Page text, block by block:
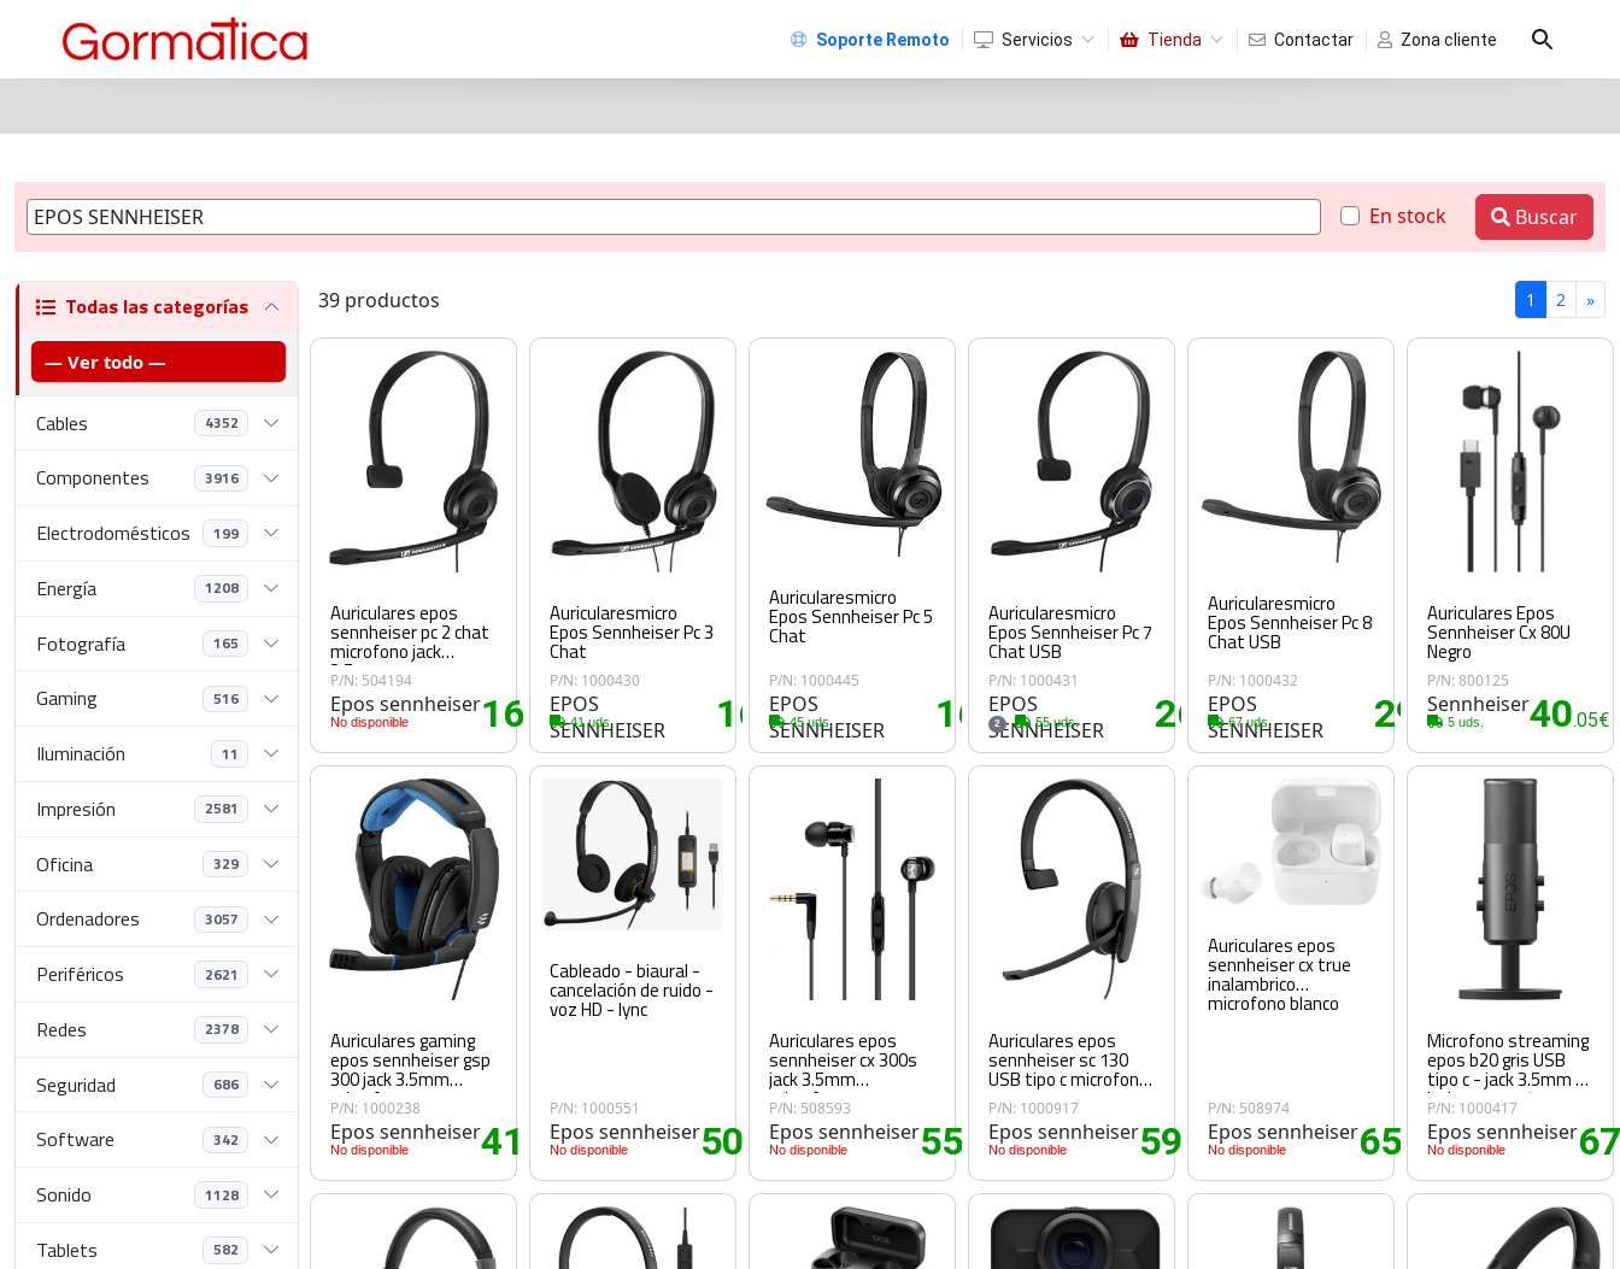
Soporte Remoto Servicios Tienda Contactar Zona cliente
En stock Buscar
Todas las categorías
— Ver todo —
Cables 4352
Componentes 3916
Electrodomésticos 199
Energía 1208
Fotografía 165
Gaming 516
Iluminación 11
Impresión 2581
Oficina 329
Ordenadores 3057
Periféricos 2621
Redes 2378
Seguridad 686
Software 342
Sonido 1128
Tablets 582
39 productos 1 2 »
Auriculares epos
sennheiser pc 2 chat
microfono jack
3.5mm negro
P/N: 504194
Epos sennheiser
No disponible 16 .60€
Auricularesmicro
Epos Sennheiser Pc 3
Chat
P/N: 1000430
EPOS
SENNHEISER
41 uds. 16 .75€
Auricularesmicro
Epos Sennheiser Pc 5
Chat
P/N: 1000445
EPOS
SENNHEISER
45 uds. 16 .75€
Auricularesmicro
Epos Sennheiser Pc 7
Chat USB
P/N: 1000431
EPOS
SENNHEISER
2 55 uds. 26 .50€
Auricularesmicro
Epos Sennheiser Pc 8
Chat USB
P/N: 1000432
EPOS
SENNHEISER
67 uds. 29 .35€
Auriculares Epos
Sennheiser Cx 80U
Negro
P/N: 800125
Sennheiser
5 uds. 40.05€
Auriculares gaming
epos sennheiser gsp
300 jack 3.5mm
microfono negro y
azul
P/N: 1000238
Epos sennheiser
No disponible 41 .75€
Cableado - biaural -
cancelación de ruido -
voz HD - lync
P/N: 1000551
Epos sennheiser
No disponible 50 .10€
Auriculares epos
sennheiser cx 300s
jack 3.5mm
microfono negro
P/N: 508593
Epos sennheiser
No disponible 55 .90€
Auriculares epos
sennheiser sc 130
USB tipo c microfono
negro
P/N: 1000917
Epos sennheiser
No disponible 59 .00€
Auriculares epos
sennheiser cx true
inalambrico
microfono blanco
P/N: 508974
Epos sennheiser
No disponible 65 .00€
Microfono streaming
epos b20 gris USB
tipo c - jack 3.5mm -
incluye soporte -
48khz
P/N: 1000417
Epos sennheiser
No disponible